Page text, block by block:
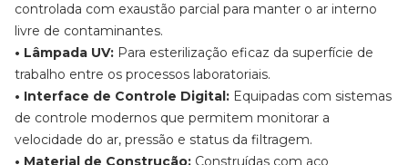
controlada com exaustão parcial para manter o ar interno
livre de contaminantes.
• Lâmpada UV: Para esterilização eficaz da superfície de
trabalho entre os processos laboratoriais.
• Interface de Controle Digital: Equipadas com sistemas
de controle modernos que permitem monitorar a
velocidade do ar, pressão e status da filtragem.
• Material de Construção: Construídas com aço